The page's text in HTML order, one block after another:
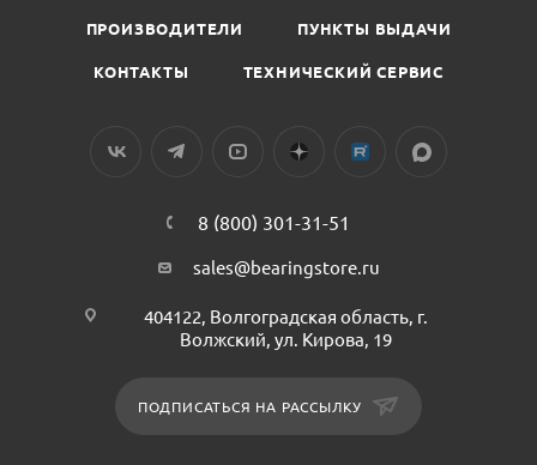
ПРОИЗВОДИТЕЛИ ПУНКТЫ ВЫДАЧИ
КОНТАКТЫ ТЕХНИЧЕСКИЙ СЕРВИС
8 (800) 301-31-51
sales@bearingstore.ru
404122, Волгоградская область, г.
Волжский, ул. Кирова, 19
ПОДПИСАТЬСЯ НА РАССЫЛКУ